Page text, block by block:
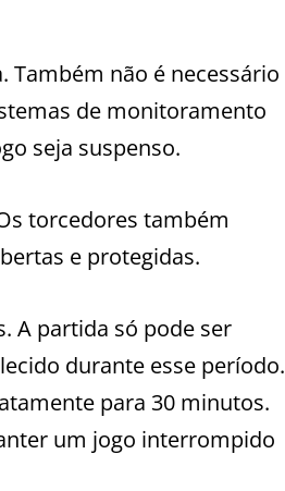
Também não é necessário
de monitoramento
seja suspenso.
torcedores também
e protegidas.
A partida só pode ser
durante esse período.
para 30 minutos.
um jogo interrompido